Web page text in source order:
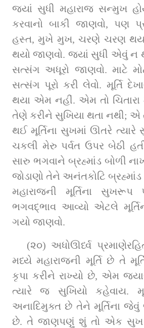
જ્યાં સુધી મહારાજ સન્મુખ
કરવાનો બાકી જાણવો, પણ
હસ્ત, મુખે મુખ, ચરણે ચરણ થયાં
થયો જાણવો. જ્યાં સુધી એવું ન
સત્સંગ અધૂરો જાણવો. માટે
સત્સંગ પૂરો કરી લેવો. મૂર્તિ
થયા એમ નહીં. એમ તો
તેણે કરીને સુખિયા થતા નથી; એ
થઈ મૂર્તિના સુખમાં ઊતરે
ચકલી મેરુ પર્વત ઉપર બેઠી
સારુ ભગવાને બ્રહ્માંડ બોળી
જોડાણો તેને અનંતકોટિ
મહારાજની મૂર્તિના સુખરૂપ
ભગવદ્ભાવ આવ્યો એટલે
ગયો જાણવો.
(૨૦) અધોઊર્ધ્વ
મધ્યે મહારાજની મૂર્તિ છે તે
કૃપા કરીને રાખ્યો છે, એમ જ્યારે
ત્યારે જ સુખિયો કહેવાય.
અનાદિમુક્ત છે તેને મૂર્તિના
છે. તે જાણપણું શું તો એક